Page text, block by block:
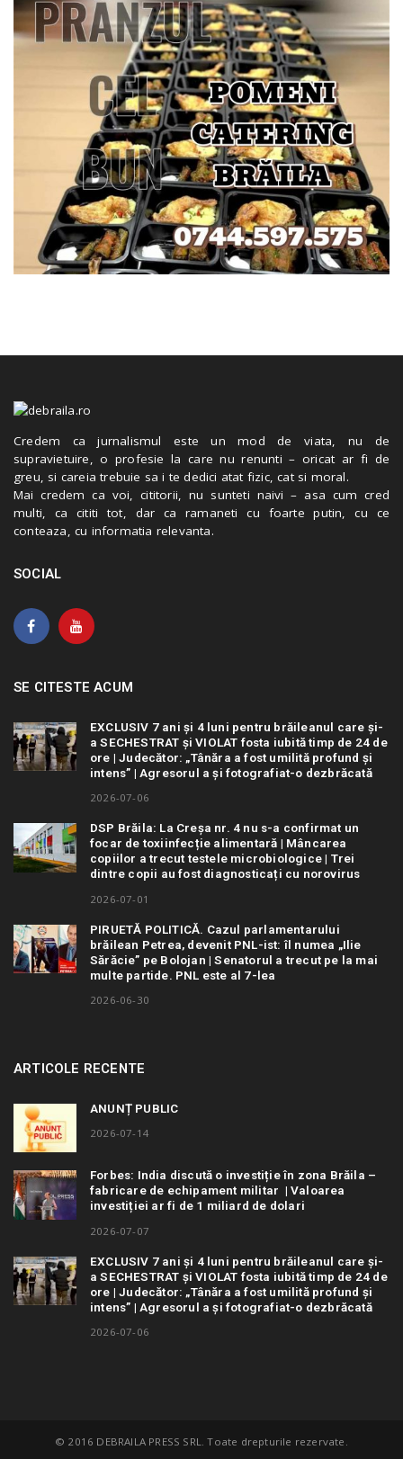
Credem ca jurnalismul este un mod de viata, nu de
supravietuire, o profesie la care nu renunti – oricat ar fi de
greu, si careia trebuie sa i te dedici atat fizic, cat si moral.
Mai credem ca voi, cititorii, nu sunteti naivi – asa cum cred
multi, ca cititi tot, dar ca ramaneti cu foarte putin, cu ce
conteaza, cu informatia relevanta.
SOCIAL
SE CITESTE ACUM
EXCLUSIV 7 ani și 4 luni pentru brăileanul care și-
a SECHESTRAT și VIOLAT fosta iubită timp de 24 de
ore | Judecător: „Tânăra a fost umilită profund și
intens” | Agresorul a și fotografiat-o dezbrăcată
2026-07-06
DSP Brăila: La Creșa nr. 4 nu s-a confirmat un
focar de toxiinfecție alimentară | Mâncarea
copiilor a trecut testele microbiologice | Trei
dintre copii au fost diagnosticați cu norovirus
2026-07-01
PIRUETĂ POLITICĂ. Cazul parlamentarului
brăilean Petrea, devenit PNL-ist: îl numea „Ilie
Sărăcie” pe Bolojan | Senatorul a trecut pe la mai
multe partide. PNL este al 7-lea
2026-06-30
ARTICOLE RECENTE
ANUNȚ PUBLIC
2026-07-14
Forbes: India discută o investiție în zona Brăila –
fabricare de echipament militar | Valoarea
investiției ar fi de 1 miliard de dolari
2026-07-07
EXCLUSIV 7 ani și 4 luni pentru brăileanul care și-
a SECHESTRAT și VIOLAT fosta iubită timp de 24 de
ore | Judecător: „Tânăra a fost umilită profund și
intens” | Agresorul a și fotografiat-o dezbrăcată
2026-07-06
© 2016 DEBRAILA PRESS SRL. Toate drepturile rezervate.